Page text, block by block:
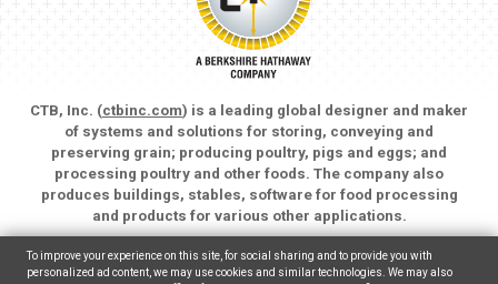
CTB, Inc. (ctbinc.com) is a leading global designer and maker
of systems and solutions for storing, conveying and
preserving grain; producing poultry, pigs and eggs; and
processing poultry and other foods. The company also
produces buildings, stables, software for food processing
and products for various other applications.
Copyright © 2026 CTB, Inc. All rights reserved.
Legal Notices
Animal Care
To improve your experience on this site, for social sharing and to provide you with
personalized ad content, we may use cookies and similar technologies. We may also